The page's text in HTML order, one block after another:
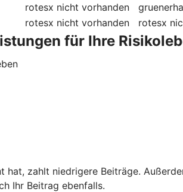
rotesx nicht vorhanden
rotesx nicht vorhanden rotesx
für Ihre
hat, zahlt niedrigere Beiträge.
Ihr Beitrag ebenfalls.